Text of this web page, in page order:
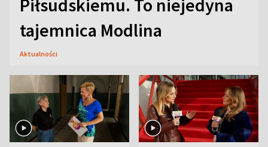
Piłsudskiemu. To niejedyna
tajemnica Modlina
Aktualności